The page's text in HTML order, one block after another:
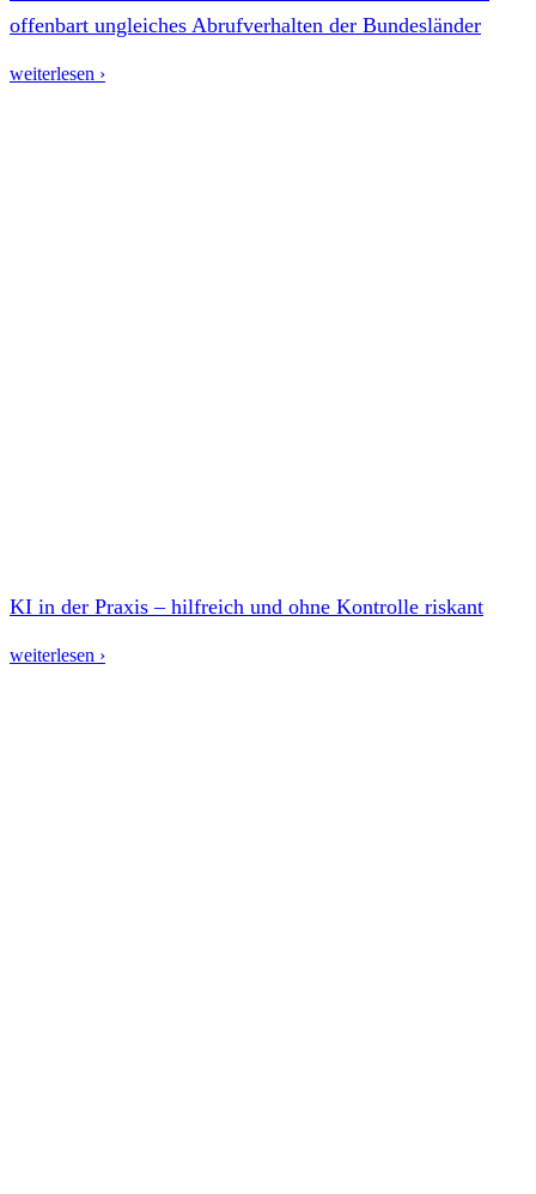
offenbart ungleiches Abrufverhalten der Bundesländer
weiterlesen ›
KI in der Praxis – hilfreich und ohne Kontrolle riskant
weiterlesen ›